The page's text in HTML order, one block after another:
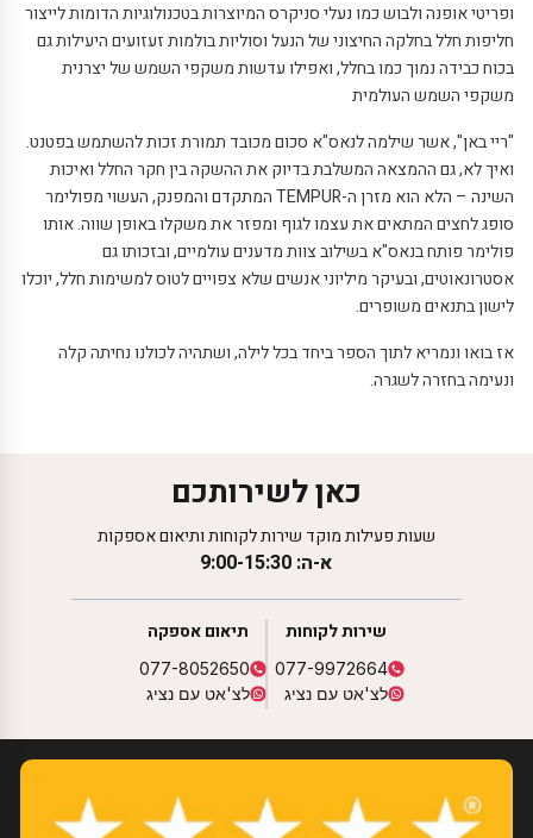
ופריטי אופנה ולבוש כמו נעלי סניקרס המיוצרות בטכנולוגיות הדומות לייצור
חליפות חלל בחלקה החיצוני של הנעל וסוליות בולמות זעזועים היעילות גם
בכוח כבידה נמוך כמו בחלל, ואפילו עדשות משקפי השמש של יצרנית
משקפי השמש העולמית
"ריי באן", אשר שילמה לנאס"א סכום מכובד תמורת זכות להשתמש בפטנט.
ואיך לא, גם ההמצאה המשלבת בדיוק את ההשקה בין חקר החלל ואיכות
השינה – הלא הוא מזרן ה-TEMPUR המתקדם והמפנק, העשוי מפולימר
סופג לחצים המתאים את עצמו לגוף ומפזר את משקלו באופן שווה. אותו
פולימר פותח בנאס"א בשילוב צוות מדענים עולמיים, ובזכותו גם
אסטרונאוטים, ובעיקר מיליוני אנשים שלא צפויים לטוס למשימות חלל, יוכלו
לישון בתנאים משופרים.
אז בואו ונמריא לתוך הספר ביחד בכל לילה, ושתהיה לכולנו נחיתה קלה
ונעימה בחזרה לשגרה.
כאן לשירותכם
שעות פעילות מוקד שירות לקוחות ותיאום אספקות
א-ה: 9:00-15:30
שירות לקוחות
077-9972664
לצ'אט עם נציג
תיאום אספקה
077-8052650
לצ'אט עם נציג